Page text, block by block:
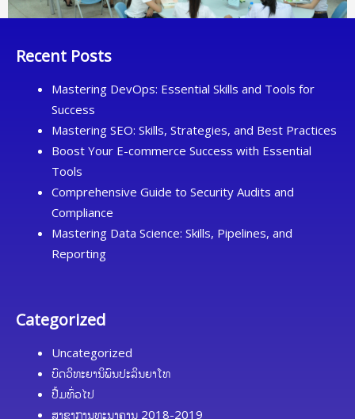
Recent Posts
Mastering DevOps: Essential Skills and Tools for
Success
Mastering SEO: Skills, Strategies, and Best Practices
Boost Your E-commerce Success with Essential
Tools
Comprehensive Guide to Security Audits and
Compliance
Mastering Data Science: Skills, Pipelines, and
Reporting
Categorized
Uncategorized
ບົດວິທະຍານິພົນປະລິນຍາໂທ
ປື້ມທົ່ວໄປ
ສາຂາການທະນາຄານ 2018-2019